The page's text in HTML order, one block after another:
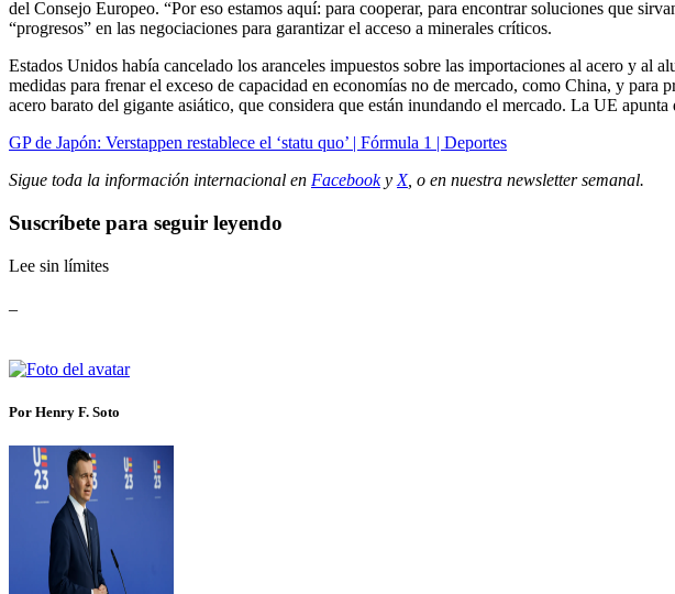
del Consejo Europeo. “Por eso estamos aquí: para cooperar, para encontrar soluciones que
“progresos” en las negociaciones para garantizar el acceso a minerales críticos.
Estados Unidos había cancelado los aranceles impuestos sobre las importaciones al acero y al
medidas para frenar el exceso de capacidad en economías no de mercado, como China, y
acero barato del gigante asiático, que considera que están inundando el mercado. La UE
GP de Japón: Verstappen restablece el ‘statu quo’ | Fórmula 1 | Deportes
Sigue toda la información internacional en Facebooky X, o en nuestra newsletter semanal.
Suscríbete para seguir leyendo
Lee sin límites
Por Henry F. Soto